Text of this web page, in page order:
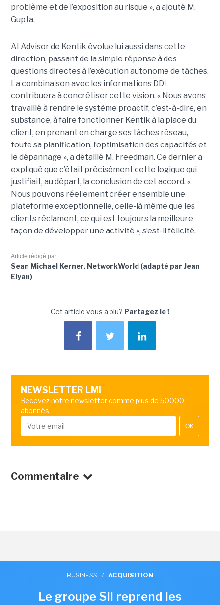
problème et de l’exposition au risque », a ajouté M.
Gupta.
AI Advisor de Kentik évolue lui aussi dans cette
direction, passant de la simple réponse à des
questions directes à l’exécution autonome de tâches.
La combinaison avec les informations DDI
contribuera à concrétiser cette vision. « Nous avons
travaillé à rendre le système proactif, c’est-à-dire, en
substance, à faire fonctionner Kentik à la place du
client, en prenant en charge ses tâches réseau,
toute sa planification, l’optimisation des capacités et
le dépannage », a détaillé M. Freedman. Ce dernier a
expliqué que c’était précisément cette logique qui
justifiait, au départ, la conclusion de cet accord. «
Nous pouvons réellement créer ensemble une
plateforme exceptionnelle, celle-là même que les
clients réclament, ce qui est toujours la meilleure
façon de développer une activité », s’est-il félicité.
Article rédigé par
Sean Michael Kerner, NetworkWorld (adapté par Jean
Elyan)
Cet article vous a plu? Partagez le !
NEWSLETTER LMI
Recevez notre newsletter comme plus de 50000
abonnés
OK
Commentaire
BUSINESS / ACQUISITION
Le groupe SII reprend les